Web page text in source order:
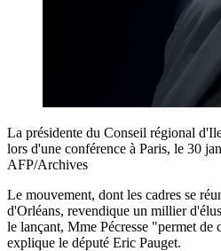
La présidente du Conseil régional
lors d'une conférence à Paris, le 30
AFP/Archives
Le mouvement, dont les cadres se
d'Orléans, revendique un millier
le lançant, Mme Pécresse "permet de
explique le député Eric Pauget.